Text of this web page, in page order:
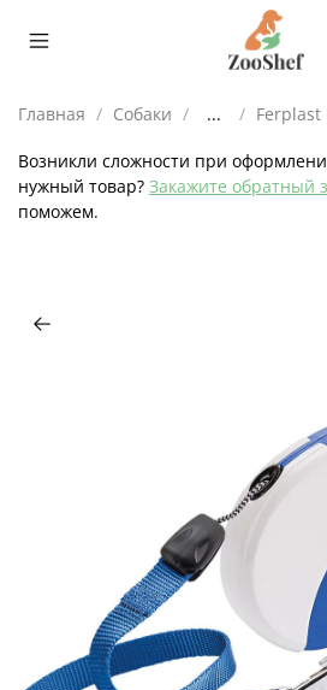
Главная Собаки ... Ferplast
Возникли сложности при
нужный товар? Закажите обратный
поможем.